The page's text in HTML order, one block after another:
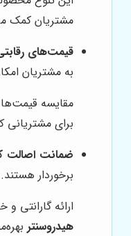
مشتریان کمک
قیمت‌های
به مشتریان
مقایسه
برای مشتریانی
ضمانت اصالت
برخوردار هستند.
ارائه گارانتی
هیدروسنتر